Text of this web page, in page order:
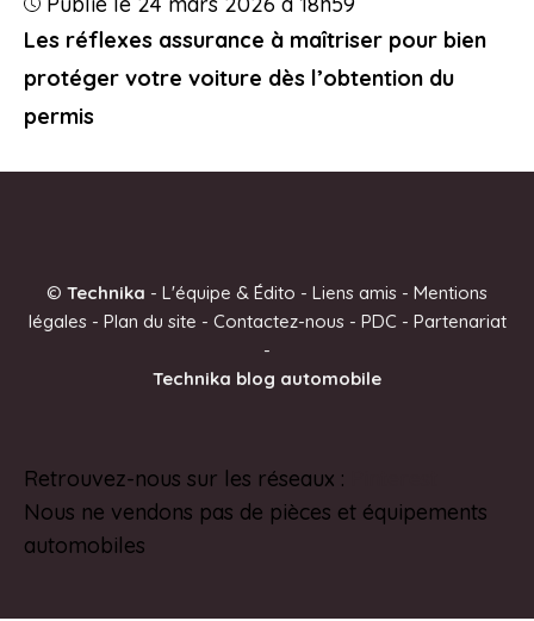
Les réflexes assurance à maîtriser pour bien
protéger votre voiture dès l’obtention du
permis
© Technika - L'équipe & Édito - Liens amis - Mentions
légales- Plan du site - Contactez-nous- PDC - Partenariat
-
Technika blog automobile
Retrouvez-nous sur les réseaux :
Nous ne vendons pas de pièces et équipements
automobiles